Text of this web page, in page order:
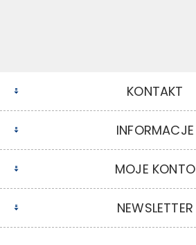
KONTAKT
INFORMACJE
MOJE KONTO
NEWSLETTER